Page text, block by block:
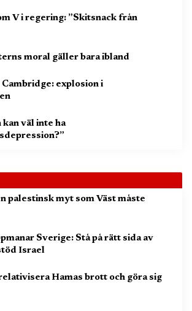
V i regering: ”Skitsnack från
moral gäller bara ibland
explosion i
kan väl inte ha
palestinsk myt som Väst måste
Sverige: Stå på rätt sida av
Israel
Hamas brott och göra sig